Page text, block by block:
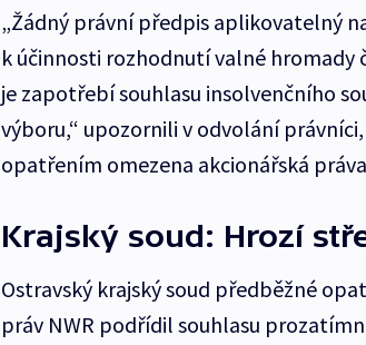
„Žádný právní předpis aplikovatelný
k účinnosti rozhodnutí valné hromady
je zapotřebí souhlasu insolvenčního
výboru,“ upozornili v odvolání
opatřením omezena akcionářská
Krajský soud: Hrozí
Ostravský krajský soud předběžné
práv NWR podřídil souhlasu